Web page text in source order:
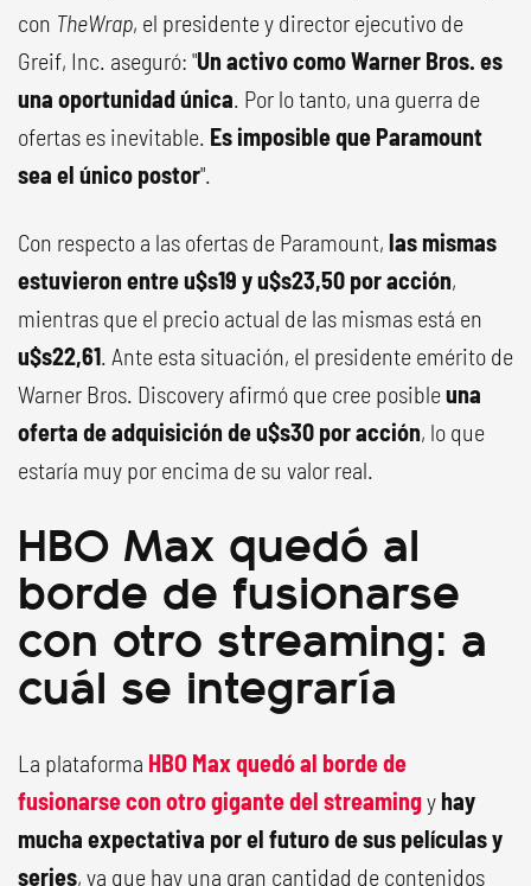
con TheWrap, el presidente y director ejecutivo de
Greif, Inc. aseguró: "Un activo como Warner Bros. es
una oportunidad única. Por lo tanto, una guerra de
ofertas es inevitable. Es imposible que Paramount
sea el único postor".
Con respecto a las ofertas de Paramount, las mismas
estuvieron entre u$s19 y u$s23,50 por acción,
mientras que el precio actual de las mismas está en
u$s22,61. Ante esta situación, el presidente emérito de
Warner Bros. Discovery afirmó que cree posibleuna
oferta de adquisición de u$s30 por acción, lo que
estaría muy por encima de su valor real.
HBO Max quedó al
borde de fusionarse
con otro streaming: a
cuál se integraría
La plataforma HBO Max quedó al borde de
fusionarse con otro gigante del streamingy hay
mucha expectativa por el futuro de sus películas y
series, ya que hay una gran cantidad de contenidos